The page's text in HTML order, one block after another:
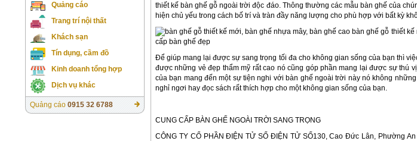
Quảng cáo
Trang trí nội thất
Khách sạn
Tín dụng, cầm đồ
Kinh doanh tổng hợp
Dịch vụ khác
Quảng cáo 0915 32 6788
thiết kế bàn ghế gỗ ngoài trời độc đáo. Thông thường các mẫu bàn ghế của
hiện chủ yếu trong cách bố trí và tràn đầy năng lượng cho phù hợp với bất kỳ
Để giúp mang lại được sự sang trọng tối đa cho không gian sống của bạn thì
được những vẻ đẹp thẩm mỹ rất cao nó cũng góp phần mang lại được sự thú
của bạn mang đến một sự tiện nghi với bàn ghế ngoài trời này nó không
nghỉ ngơi hay đọc sách rất thích hợp cho một không gian sống của bạn.
CUNG CẤP BÀN GHẾ NGOÀI TRỜI SANG TRỌNG
CÔNG TY CỔ PHẦN ĐIỆN TỬ SỐ ĐIỆN TỬ SỐ130, Cao Đức Lân, Phường